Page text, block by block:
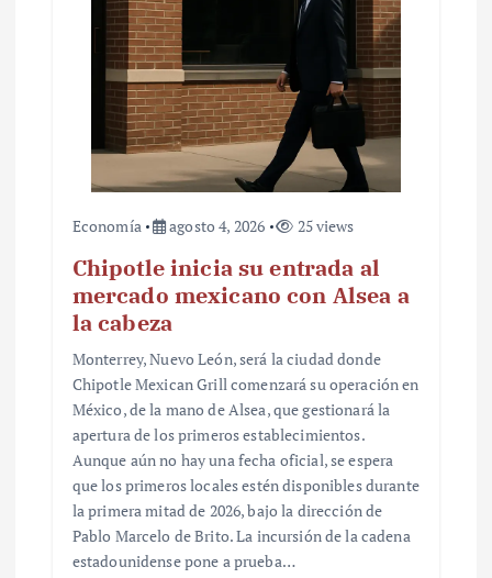
Economía agosto 4, 2026 25 views
Chipotle inicia su entrada al
mercado mexicano con Alsea a
la cabeza
Monterrey, Nuevo León, será la ciudad donde
Chipotle Mexican Grill comenzará su operación en
México, de la mano de Alsea, que gestionará la
apertura de los primeros establecimientos.
Aunque aún no hay una fecha oficial, se espera
que los primeros locales estén disponibles durante
la primera mitad de 2026, bajo la dirección de
Pablo Marcelo de Brito. La incursión de la cadena
estadounidense pone a prueba…